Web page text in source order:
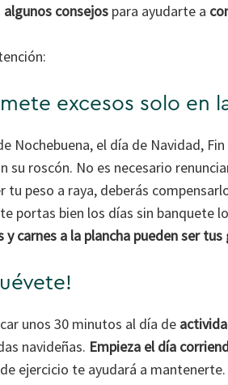
algunos consejospara ayudarte a
excesos solo en
Nochebuena, el día de Navidad,
su roscón. No es necesario
tu peso a raya, deberás
portas bien los días sin banquete
y carnes a la plancha pueden ser
unos 30 minutos al día de
navideñas. Empieza el día
ejercicio te ayudará a mantenerte.